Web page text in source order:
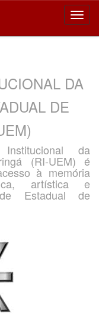
DA
DE
da
(RI-UEM) é
à memória
artística e
Estadual de